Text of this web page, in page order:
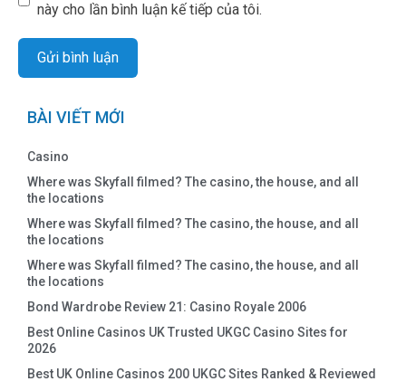
này cho lần bình luận kế tiếp của tôi.
BÀI VIẾT MỚI
Casino
Where was Skyfall filmed? The casino, the house, and all
the locations
Where was Skyfall filmed? The casino, the house, and all
the locations
Where was Skyfall filmed? The casino, the house, and all
the locations
Bond Wardrobe Review 21: Casino Royale 2006
Best Online Casinos UK Trusted UKGC Casino Sites for
2026
Best UK Online Casinos 200 UKGC Sites Ranked & Reviewed